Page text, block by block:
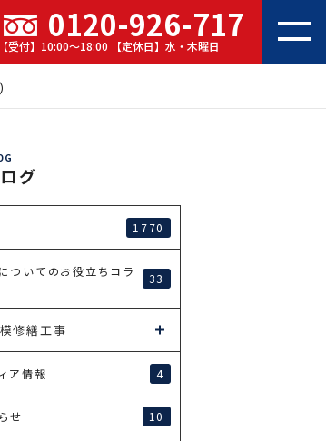
0120-926-717
【受付】10:00～18:00 【定休日】水・木曜日
グ
1770
ついてのお役立ちコラ
33
修繕工事
ア情報 4
せ 10